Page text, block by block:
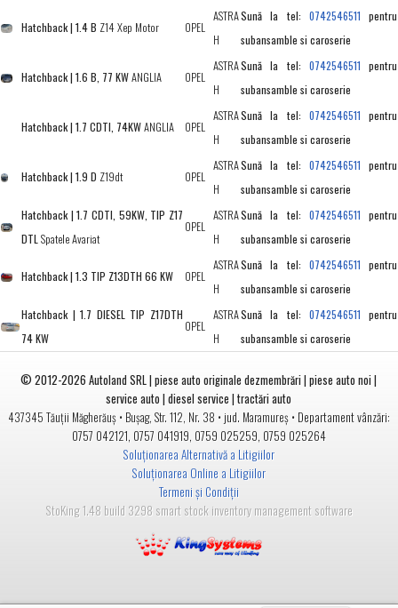
Hatchback | 1.4 B Z14 Xep Motor OPEL
ASTRA
H
Sună la tel: 0742546511 pentru
subansamble si caroserie
Hatchback | 1.6 B, 77 KWANGLIA OPEL
ASTRA
H
Sună la tel: 0742546511 pentru
subansamble si caroserie
Hatchback | 1.7 CDTI, 74KWANGLIA OPEL
ASTRA
H
Sună la tel: 0742546511 pentru
subansamble si caroserie
Hatchback | 1.9 D Z19dt OPEL
ASTRA
H
Sună la tel: 0742546511 pentru
subansamble si caroserie
Hatchback | 1.7 CDTI, 59KW, TIP Z17
DTLSpatele Avariat
OPEL
ASTRA
H
Sună la tel: 0742546511 pentru
subansamble si caroserie
Hatchback | 1.3 TIP Z13DTH 66 KW OPEL
ASTRA
H
Sună la tel: 0742546511 pentru
subansamble si caroserie
Hatchback | 1.7 DIESEL TIP Z17DTH
74 KW
OPEL
ASTRA
H
Sună la tel: 0742546511 pentru
subansamble si caroserie
© 2012-2026Autoland SRL | piese auto originale dezmembrări | piese auto noi |
service auto | diesel service | tractări auto
437345 Tăuții Măgherăuș• Bușag, Str. 112, Nr. 38 • jud. Maramureș • Departament vânzări:
0757 042121, 0757 041919, 0759 025259, 0759 025264
Soluționarea Alternativă a Litigiilor
Soluționarea Online a Litigiilor
Termeni și Condiții
StoKing 1.48 build 3298 smart stock inventory management software